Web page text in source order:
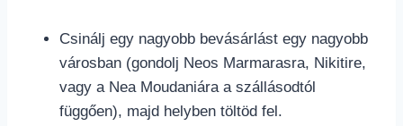
Csinálj egy nagyobb bevásárlást egy nagyobb
városban (gondolj Neos Marmarasra, Nikitire,
vagy a Nea Moudaniára a szállásodtól
függően), majd helyben töltöd fel.